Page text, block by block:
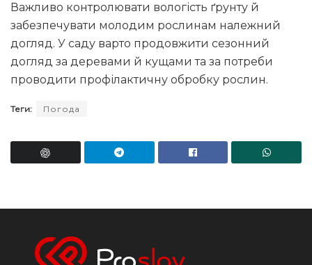
Важливо контролювати вологість ґрунту й
забезпечувати молодим рослинам належний
догляд. У саду варто продовжити сезонний
догляд за деревами й кущами та за потреби
проводити профілактичну обробку рослин.
Теги: Погода